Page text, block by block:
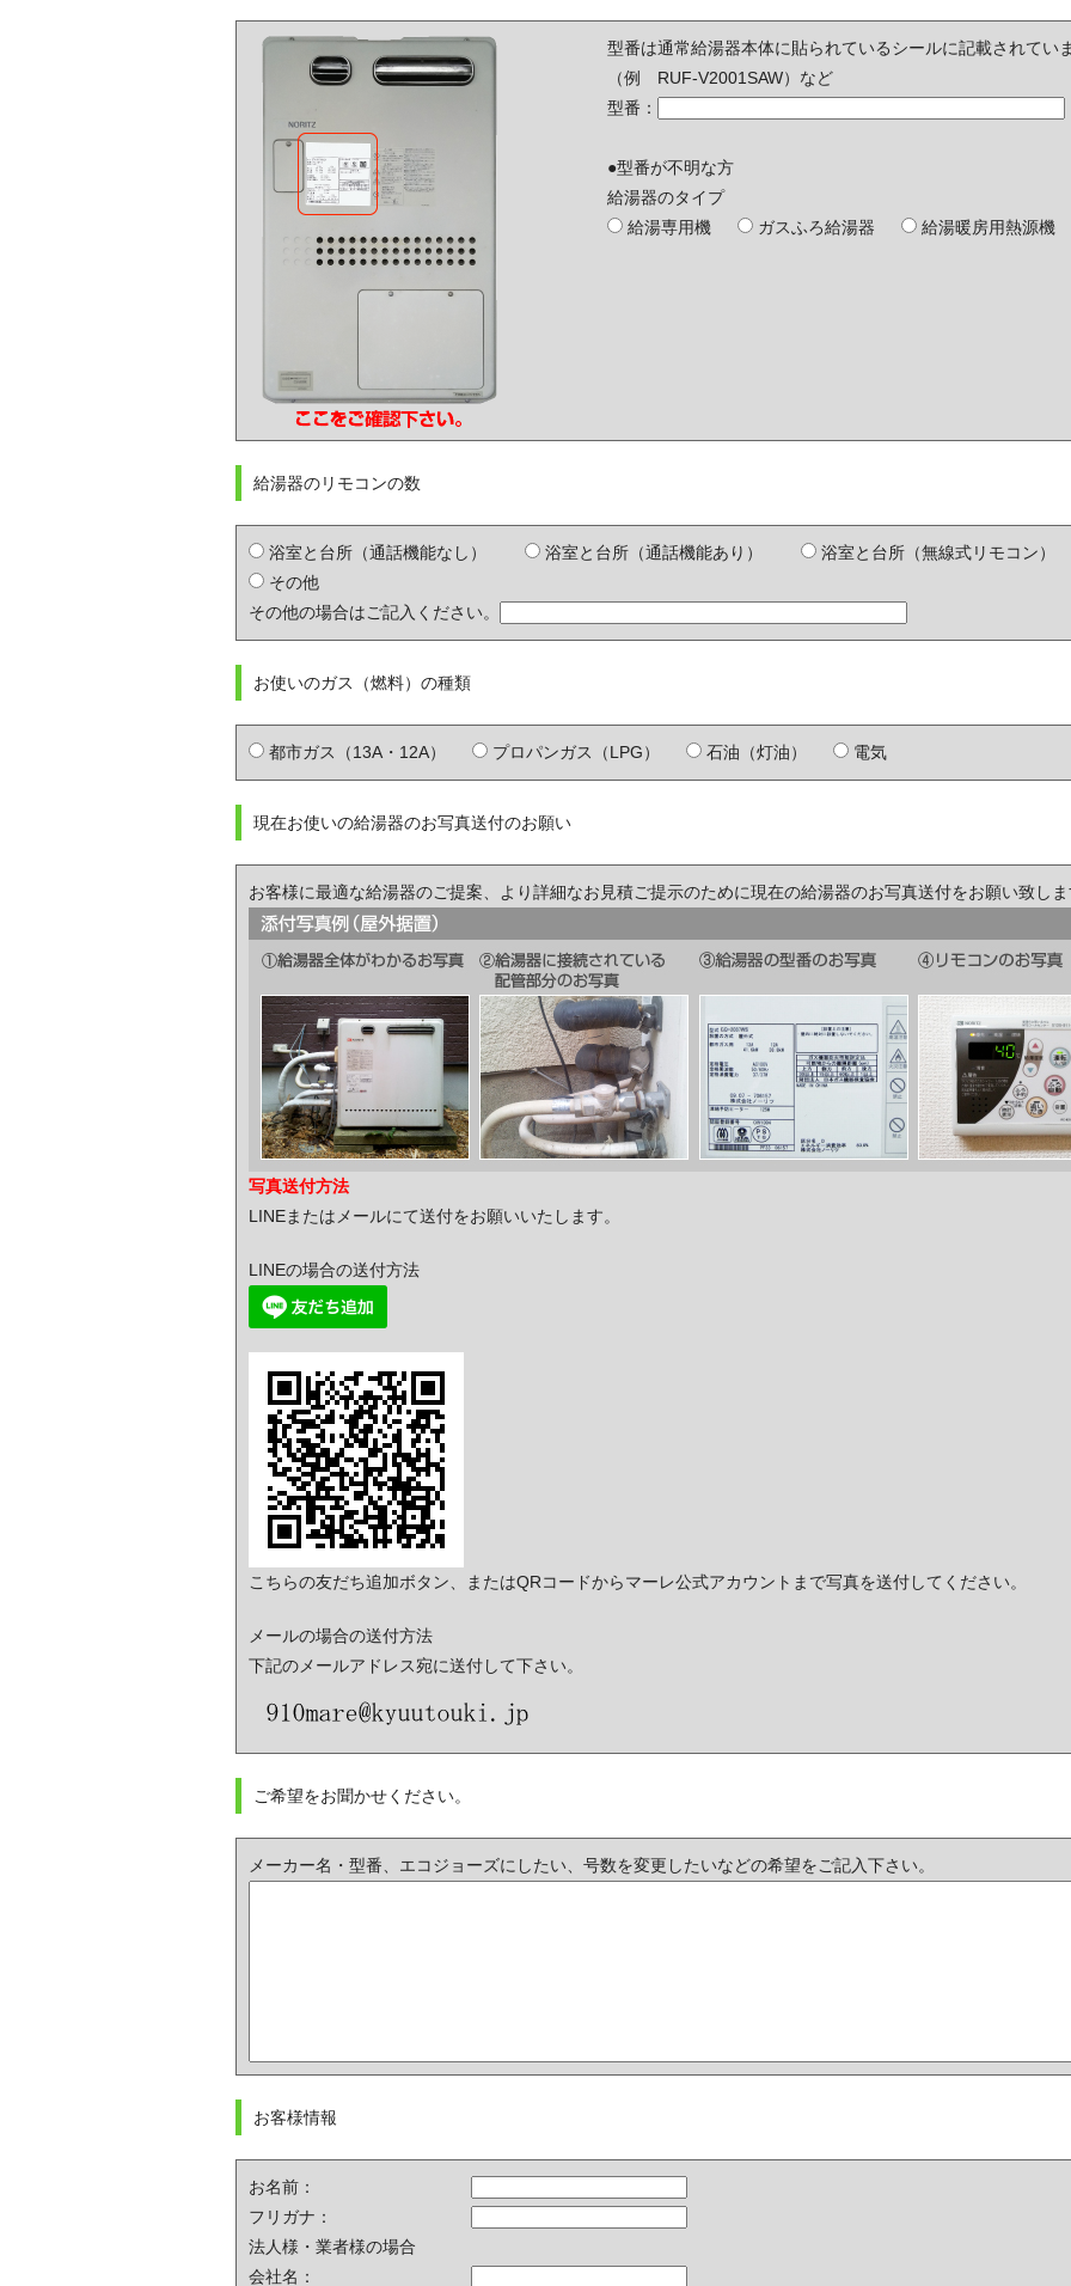
型番は通常給湯器本体に貼られているシールに記載されてい
（例 RUF-V2001SAW）など
型番：
●型番が不明な方
給湯器のタイプ
給湯専用機
ガスふろ給湯器 給湯暖房用熱源機
給湯器のリモコンの数
浴室と台所（通話機能なし） 浴室と台所（通話機能あり）
浴室と台所（無線式リモコ
その他
その他の場合はご記入ください。
お使いのガス（燃料）の種類
都市ガス（13A・12A） プロパンガス（LPG） 石油（灯油） 電気
現在お使いの給湯器のお写真送付のお願い
お客様に最適な給湯器のご提案、より詳細なお見積ご提示のために現在の給湯器のお写真送付をお願い致し
写真送付方法
LINEまたはメールにて送付をお願いいたします。
LINEの場合の送付方法
こちらの友だち追加ボタン、またはQRコードからマーレ公式アカウントまで写真を送付してください。
メールの場合の送付方法
下記のメールアドレス宛に送付して下さい。
ご希望をお聞かせください。
メーカー名・型番、エコジョーズにしたい、号数を変更したいなどの希望をご記入下さい。
お客様情報
お名前：
フリガナ：
法人様・業者様の場合
会社名：